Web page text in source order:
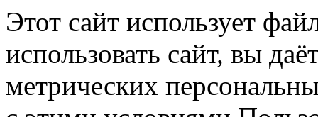
Этот сайт использует
использовать сайт, вы
метрических